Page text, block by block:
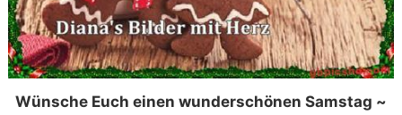
Wünsche Euch einen wunderschönen Samstag ~